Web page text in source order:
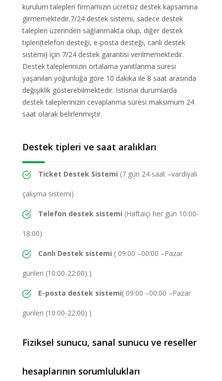
kurulum talepleri firmamızın ücretsiz destek kapsamına
girmemektedir.7/24 destek sistemi, sadece destek
talepleri üzerinden sağlanmakta olup, diğer destek
tipleri(telefon desteği, e-posta desteği, canlı destek
sistemi) için 7/24 destek garantisi verilmemektedir.
Destek taleplerinizin ortalama yanıtlanma süresi
yaşanılan yoğunluğa göre 10 dakika ile 8 saat arasında
değişiklik gösterebilmektedir. İstisnai durumlarda
destek taleplerinizin cevaplanma süresi maksimum 24
saat olarak belirlenmiştir.
Destek tipleri ve saat aralıkları
Ticket Destek Sistemi (7 gün 24 saat –vardiyalı
çalışma sistemi)
Telefon destek sistemi (Haftaiçi her gün 10:00-
18:00)
Canlı Destek sistemi ( 09:00 –00:00 –Pazar
günleri (10:00-22:00) )
E-posta destek sistemi( 09:00 –00:00 –Pazar
günleri (10:00-22:00) )
Fiziksel sunucu, sanal sunucu ve reseller
hesaplarının sorumlulukları